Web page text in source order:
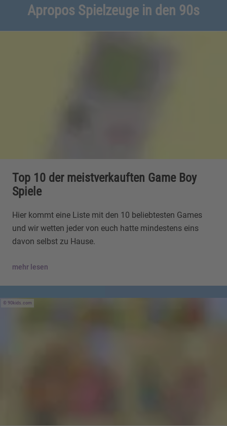
Apropos Spielzeuge in den 90s
Top 10 der meistverkauften Game Boy
Spiele
Hier kommt eine Liste mit den 10 beliebtesten Games
und wir wetten jeder von euch hatte mindestens eins
davon selbst zu Hause.
mehr lesen
90kids.com